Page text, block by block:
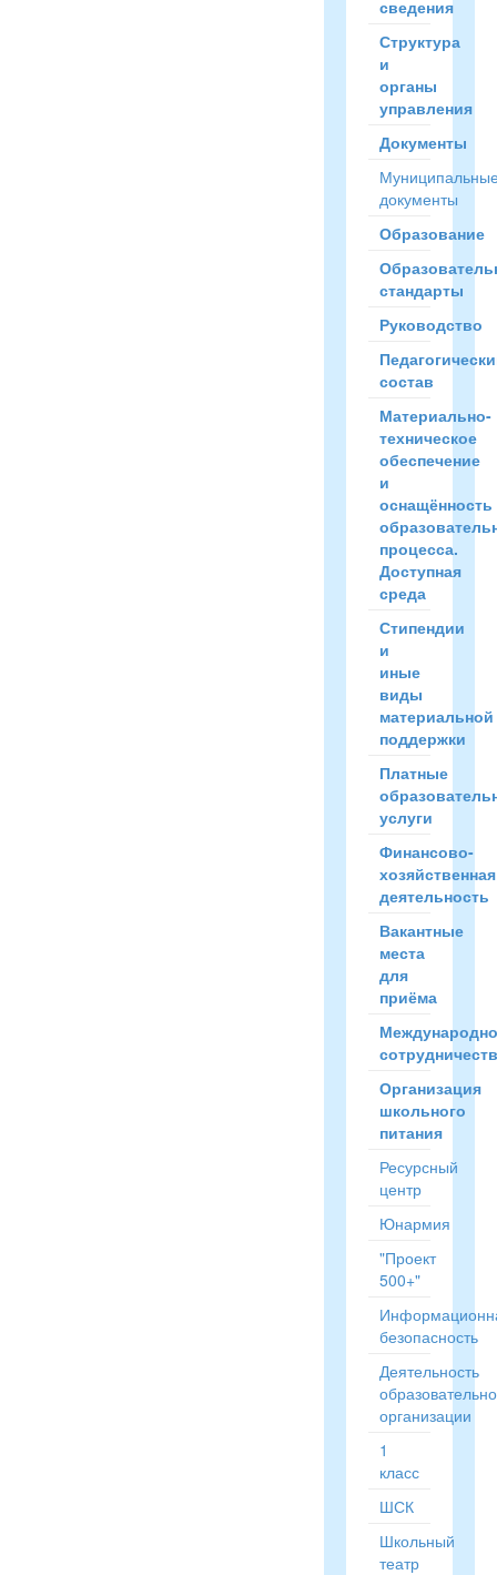
сведения
Структура
и
органы
управления
Документы
документы
Образование
стандарты
Руководство
состав
Материально-
техническое
обеспечение
и
оснащённость
процесса.
Доступная
среда
Стипендии
и
иные
виды
материальной
поддержки
Платные
услуги
Финансово-
хозяйственная
деятельность
Вакантные
места
для
приёма
Организация
школьного
питания
Ресурсный
центр
Юнармия
"Проект
500+"
безопасность
Деятельность
организации
1
класс
ШСК
Школьный
театр